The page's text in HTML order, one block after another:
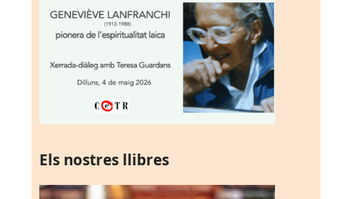
Els nostres llibres